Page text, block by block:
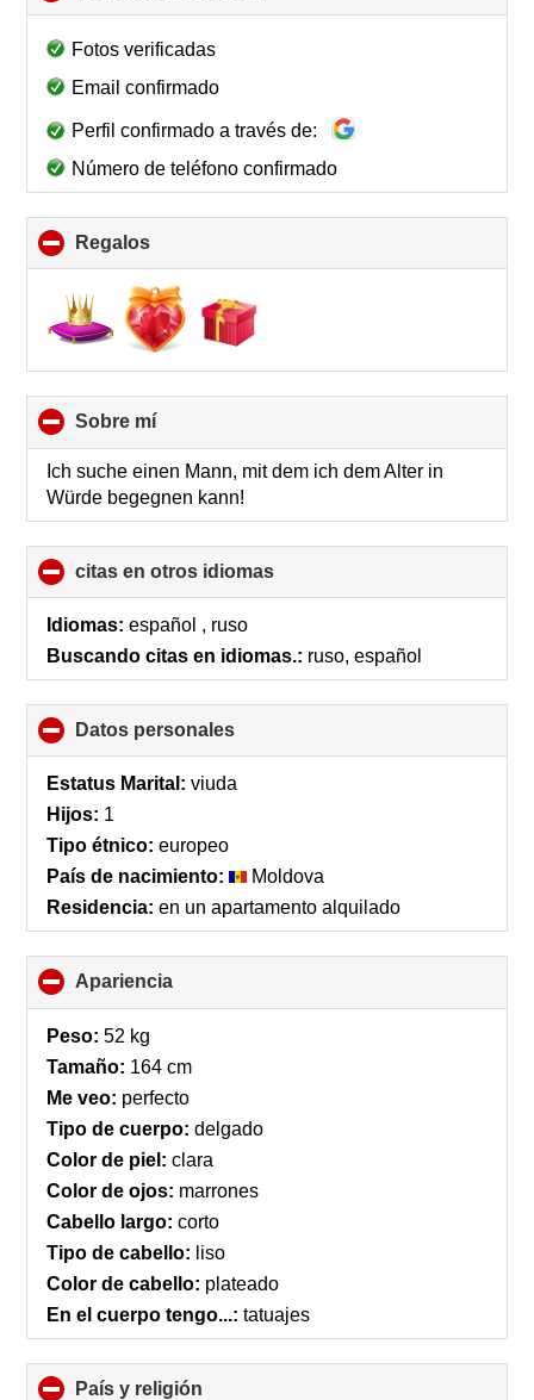
to
Fotos verificadas
Email confirmado
Perfil confirmado a través de:
Número de teléfono confirmado
Regalos
to
collapse
contents
Sobre mí
to
collapse
contents
Ich suche einen Mann, mit dem ich dem Alter in
Würde begegnen kann!
citas en otros idiomas
to
Idiomas: español , ruso
Buscando citas en idiomas.: ruso, español
Datos personales
to
collapse
Estatus Marital: viuda
Hijos: 1
Tipo étnico: europeo
País de nacimiento:
Moldova
Residencia: en un apartamento alquilado
Apariencia
to
Peso: 52 kg
Tamaño: 164 cm
Me veo: perfecto
Tipo de cuerpo: delgado
Color de piel: clara
Color de ojos: marrones
Cabello largo: corto
Tipo de cabello: liso
Color de cabello: plateado
En el cuerpo tengo...: tatuajes
País y religión